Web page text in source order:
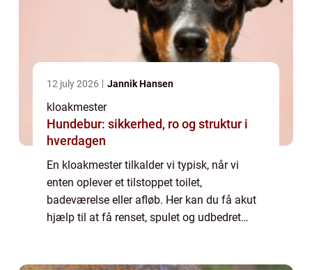
12 july 2026 Jannik Hansen
kloakmester
Hundebur: sikkerhed, ro og struktur i
hverdagen
En kloakmester tilkalder vi typisk, når vi
enten oplever et tilstoppet toilet,
badeværelse eller afløb. Her kan du få akut
hjælp til at få renset, spulet og udbedret